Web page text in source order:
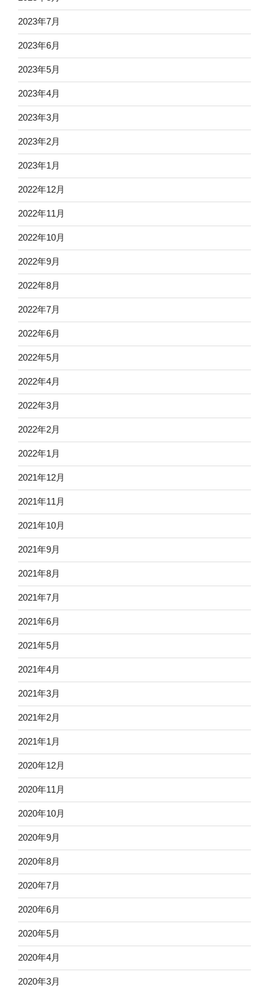
2023年7月
2023年6月
2023年5月
2023年4月
2023年3月
2023年2月
2023年1月
2022年12月
2022年11月
2022年10月
2022年9月
2022年8月
2022年7月
2022年6月
2022年5月
2022年4月
2022年3月
2022年2月
2022年1月
2021年12月
2021年11月
2021年10月
2021年9月
2021年8月
2021年7月
2021年6月
2021年5月
2021年4月
2021年3月
2021年2月
2021年1月
2020年12月
2020年11月
2020年10月
2020年9月
2020年8月
2020年7月
2020年6月
2020年5月
2020年4月
2020年3月